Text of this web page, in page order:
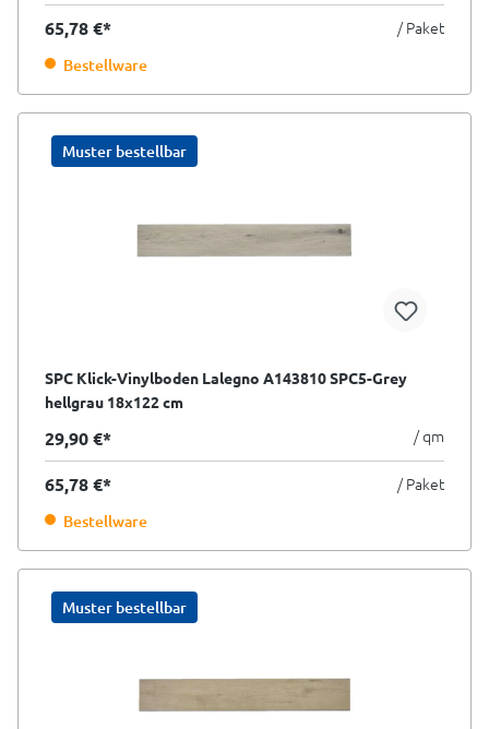
65,78 €* / Paket
Bestellware
Muster bestellbar
SPC Klick-Vinylboden Lalegno A143810 SPC5-Grey
hellgrau 18x122 cm
29,90 €* / qm
65,78 €* / Paket
Bestellware
Muster bestellbar